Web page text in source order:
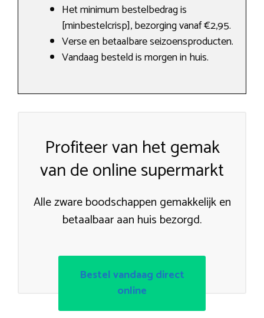
Het minimum bestelbedrag is
[minbestelcrisp], bezorging vanaf €2,95.
Verse en betaalbare seizoensproducten.
Vandaag besteld is morgen in huis.
Profiteer van het gemak
van de online supermarkt
Alle zware boodschappen gemakkelijk en
betaalbaar aan huis bezorgd.
Bestel vandaag direct
online